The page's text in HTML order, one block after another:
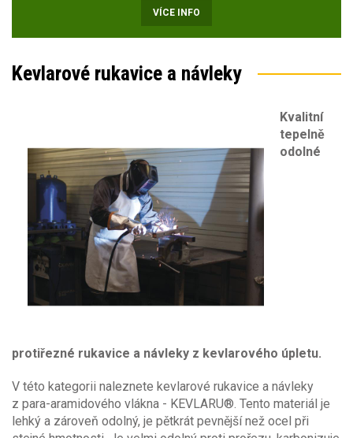
10 (XL)
Délka rukavic [cm]
Tloušťka rukavic [mm]
1,40(1)
Sezóna
Obecné vlastnosti
Fleece(1)
Hliník(1)
Kevlar®(16)
Odolnost proti oděru
(14)
2
Ochrana proti tepelnému riziku EN407
Odolnost proti vznícení
Ochrana pro svářeče EN12477
VÍCE INFO
Kevlarové rukavice a návleky
Kvalitní
tepelně
odolné
protiřezné rukavice a návleky z kevlarového úpletu.
V této kategorii naleznete kevlarové rukavice a návleky
z para-aramidového vlákna - KEVLARU®. Tento materiál je
lehký a zároveň odolný, je pětkrát pevnější než ocel při